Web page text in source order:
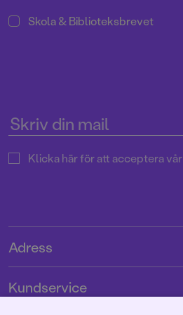
Skola & Biblioteksbrevet
Klicka här för att acceptera vår
Adress
Kundservice